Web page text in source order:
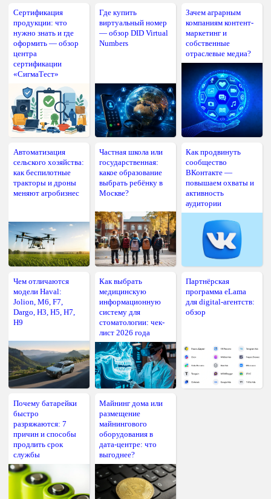
Сертификация
продукции: что
нужно знать и где
оформить — обзор
центра
сертификации
«СигмаТест»
Где купить
виртуальный номер
— обзор DID Virtual
Numbers
Зачем аграрным
компаниям контент-
маркетинг и
собственные
отраслевые медиа?
Автоматизация
сельского хозяйства:
как беспилотные
тракторы и дроны
меняют агробизнес
Частная школа или
государственная:
какое образование
выбрать ребёнку в
Москве?
Как продвинуть
сообщество
ВКонтакте —
повышаем охваты и
активность
аудитории
Чем отличаются
модели Haval:
Jolion, M6, F7,
Dargo, H3, H5, H7,
H9
Как выбрать
медицинскую
информационную
систему для
стоматологии: чек-
лист 2026 года
Партнёрская
программа eLama
для digital-агентств:
обзор
Почему батарейки
быстро
разряжаются: 7
причин и способы
продлить срок
службы
Майнинг дома или
размещение
майнингового
оборудования в
дата-центре: что
выгоднее?